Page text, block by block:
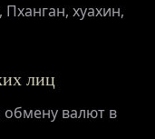
Пханган, хуахин,
лиц
валют в